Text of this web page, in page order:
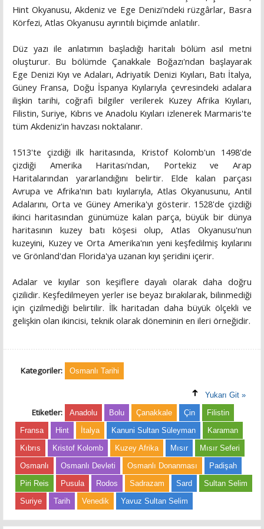
Hint Okyanusu, Akdeniz ve Ege Denizi'ndeki rüzgârlar, Basra
Körfezi, Atlas Okyanusu ayrıntılı biçimde anlatılır.
Düz yazı ile anlatımın başladığı haritalı bölüm asıl metni
oluşturur. Bu bölümde Çanakkale Boğazı'ndan başlayarak
Ege Denizi Kıyı ve Adaları, Adriyatik Denizi Kıyıları, Batı İtalya,
Güney Fransa, Doğu İspanya Kıyılarıyla çevresindeki adalara
ilişkin tarihi, coğrafi bilgiler verilerek Kuzey Afrika Kıyıları,
Filistin, Suriye, Kıbrıs ve Anadolu Kıyıları izlenerek Marmaris'te
tüm Akdeniz'in havzası noktalanır.
1513'te çizdiği ilk haritasında, Kristof Kolomb'un 1498'de
çizdiği Amerika Haritası'ndan, Portekiz ve Arap
Haritalarından yararlandığını belirtir. Elde kalan parçası
Avrupa ve Afrika'nın batı kıyılarıyla, Atlas Okyanusunu, Antil
Adalarını, Orta ve Güney Amerika'yı gösterir. 1528'de çizdiği
ikinci haritasından günümüze kalan parça, büyük bir dünya
haritasının kuzey batı köşesi olup, Atlas Okyanusu'nun
kuzeyini, Kuzey ve Orta Amerika'nın yeni keşfedilmiş kıyılarını
ve Grönland'dan Florida'ya uzanan kıyı şeridini içerir.
Adalar ve kıyılar son keşiflere dayalı olarak daha doğru
çizilidir. Keşfedilmeyen yerler ise beyaz bırakılarak, bilinmediği
için çizilmediği belirtilir. İlk haritadan daha büyük ölçekli ve
gelişkin olan ikincisi, teknik olarak döneminin en ileri örneğidir.
Kategoriler: Osmanlı Tarihi
Yukarı Git »
Etiketler: Anadolu Bolu Çanakkale Çin
Filistin
Fransa
Hint İtalya Kanuni Sultan Süleyman
Karaman
Kıbrıs
Kristof Kolomb Kuzey Afrika Mısır
Mısır Seferi
Osmanlı
Osmanlı Devleti Osmanlı Donanması
Padişah
Piri Reis
Pusula Rodos Sadrazam Sard
Sultan Selim
Suriye
Tarih Venedik Yavuz Sultan Selim